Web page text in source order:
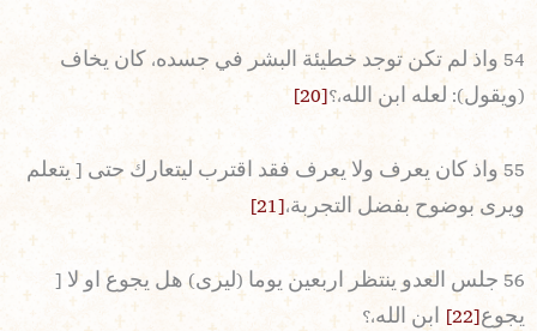
54 واذ لم تكن توجد خطيئة البشر في جسده، كان يخاف
(ويقول): لعله ابن الله،؟[20]
55 واذ كان يعرف ولا يعرف فقد اقترب ليتعارك حتى [ يتعلم
ويرى بوضوح بفضل التجربة،[21]
56 جلس العدو ينتظر اربعين يوما (ليرى) هل يجوع او لا [
يجوع[22] ابن الله،؟